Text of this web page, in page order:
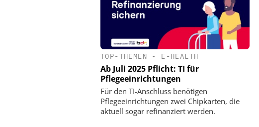
TOP-THEMEN • E-HEALTH
Ab Juli 2025 Pflicht: TI für
Pflegeeinrichtungen
Für den TI-Anschluss benötigen
Pflegeeinrichtungen zwei Chipkarten, die
aktuell sogar refinanziert werden.